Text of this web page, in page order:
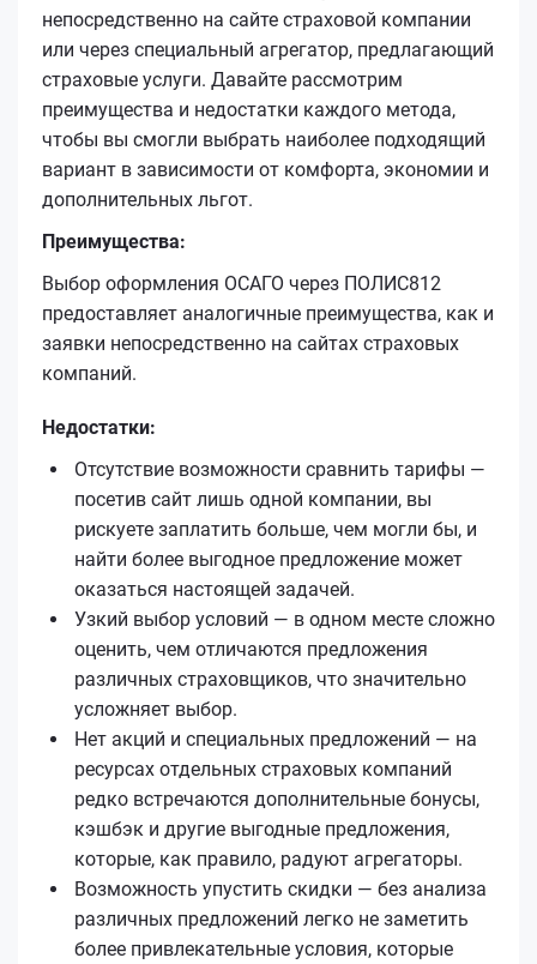
непосредственно на сайте страховой компании
или через специальный агрегатор, предлагающий
страховые услуги. Давайте рассмотрим
преимущества и недостатки каждого метода,
чтобы вы смогли выбрать наиболее подходящий
вариант в зависимости от комфорта, экономии и
дополнительных льгот.
Преимущества:
Выбор оформления ОСАГО через ПОЛИС812
предоставляет аналогичные преимущества, как и
заявки непосредственно на сайтах страховых
компаний.
Недостатки:
Отсутствие возможности сравнить тарифы —
посетив сайт лишь одной компании, вы
рискуете заплатить больше, чем могли бы, и
найти более выгодное предложение может
оказаться настоящей задачей.
Узкий выбор условий — в одном месте сложно
оценить, чем отличаются предложения
различных страховщиков, что значительно
усложняет выбор.
Нет акций и специальных предложений — на
ресурсах отдельных страховых компаний
редко встречаются дополнительные бонусы,
кэшбэк и другие выгодные предложения,
которые, как правило, радуют агрегаторы.
Возможность упустить скидки — без анализа
различных предложений легко не заметить
более привлекательные условия, которые